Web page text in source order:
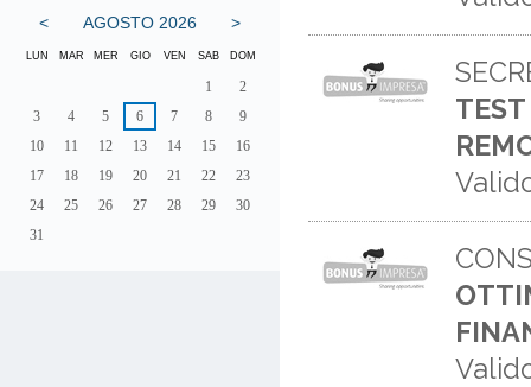
< AGOSTO 2026 >
LUN MAR MER GIO VEN SAB DOM
1
2
3
4 5 6 7 8
9
10
11 12 13 14 15
16
17
18 19 20 21 22
23
24
25 26 27 28 29
30
31